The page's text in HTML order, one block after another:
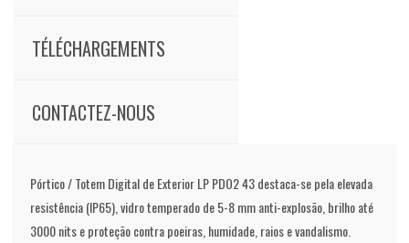
TÉLÉCHARGEMENTS
CONTACTEZ-NOUS
Pórtico / Totem Digital de Exterior LP PDO2 43 destaca-se pela elevada
resistência (IP65), vidro temperado de 5-8 mm anti-explosão, brilho até
3000 nits e proteção contra poeiras, humidade, raios e vandalismo.